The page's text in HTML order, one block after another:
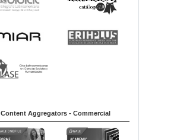
Content Aggregators - Commercial